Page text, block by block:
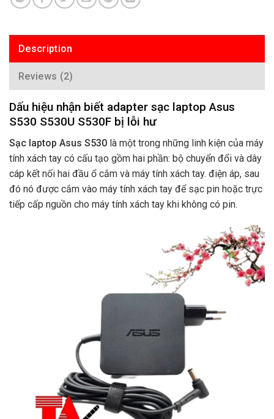
Description
Reviews (2)
Dấu hiệu nhận biết adapter sạc laptop Asus
S530 S530U S530F bị lỗi hư
Sạc laptop Asus S530 là một trong những linh kiện của máy
tính xách tay có cấu tạo gồm hai phần: bộ chuyển đổi và dây
cáp kết nối hai đầu ổ cắm và máy tính xách tay. điện áp, sau
đó nó được cắm vào máy tính xách tay để sạc pin hoặc trực
tiếp cấp nguồn cho máy tính xách tay khi không có pin.